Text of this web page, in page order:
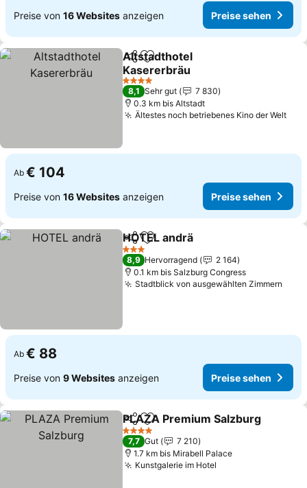
Preise von 16 Websites anzeigen Preise sehen
TeilenZu Favoriten hinzufügen
Altstadthotel
Kasererbräu
Preise sehen
4 Sterne
8,1 Sehr gut
7 830
0.3 km bis Altstadt
Ältestes noch betriebenes Kino der Welt
Ab € 104
Preise von 16 Websites anzeigen Preise sehen
TeilenZu Favoriten hinzufügen
HOTEL andrä
3 Sterne
8,9 Hervorragend
2 164
0.1 km bis Salzburg Congress
Stadtblick von ausgewählten Zimmern
Ab € 88
Preise von 9 Websites anzeigen Preise sehen
TeilenZu Favoriten hinzufügen
PLAZA Premium Salzburg
4 Sterne
7,7 Gut
7 210
1.7 km bis Mirabell Palace
Kunstgalerie im Hotel